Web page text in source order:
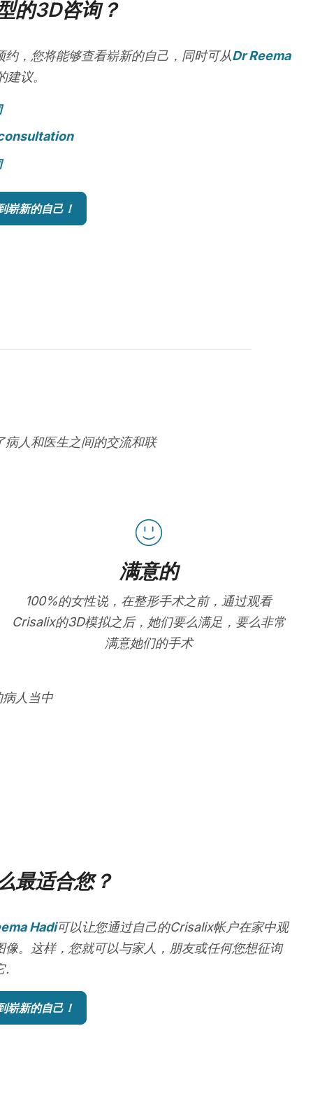
的3D咨询？
约，您将能够查看崭新的自己，同时可从Dr Reema
议。
崭新的自己！
人和医生之间的交流和联
满意的
100%的女性说，在整形手术之前，通过观看
Crisalix的3D模拟之后，她们要么满足，要么非常
满意她们的手术
人当中
最适合您？
Hadi可以让您通过自己的Crisalix帐户在家中观
像。这样，您就可以与家人，朋友或任何您想征询
.
崭新的自己！